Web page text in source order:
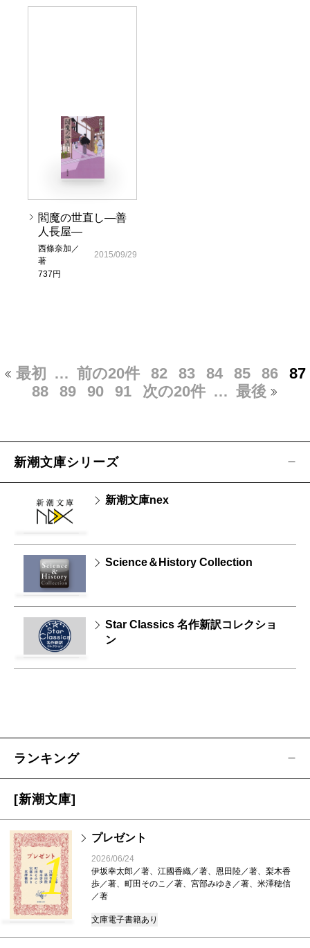
閻魔の世直し―善
人長屋―
西條奈加／
著
737円
2015/09/29
最初 … 前の20件 82 83 84 85 86
87
88
89 90 91 次の20件 … 最後
新潮文庫シリーズ
新潮文庫nex
Science＆History Collection
Star Classics 名作新訳コレクショ
ン
ランキング
[新潮文庫]
1
プレゼント
2026/06/24
伊坂幸太郎／著、江國香織／著、恩田陸／著、梨木香
歩／著、町田そのこ／著、宮部みゆき／著、米澤穂信
／著
文庫電子書籍あり